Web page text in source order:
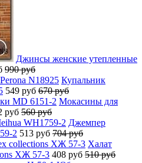
Джинсы женские утепленные
990 руб
Купальник
549 руб 670 руб
Мокасины для
руб 560 руб
Джемпер
2 513 руб 704 руб
Халат
ХЖ 57-3 408 руб 510 руб